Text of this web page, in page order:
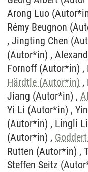
Arong Luo
Rémy Beugnon
, Jingting Chen
(Autor*in) ,
Fornoff (Autor*in) ,
Härdtle (Autor*in) ,
Jiang (Autor*in) ,
Yi Li (Autor*in) ,
(Autor*in) , Lingli
(Autor*in) ,
Rutten (Autor*in) ,
Steffen Seitz